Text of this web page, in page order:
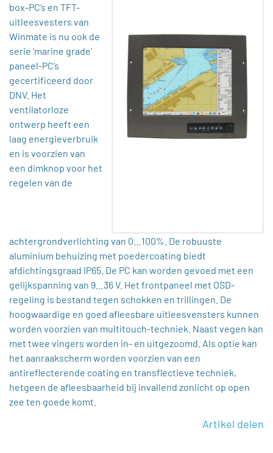
box-PC’s en TFT-
uitleesvesters van
Winmate is nu ook de
serie ‘marine grade’
paneel-PC’s
gecertificeerd door
DNV. Het
ventilatorloze
ontwerp heeft een
laag energieverbruik
en is voorzien van
een dimknop voor het
regelen van de
achtergrondverlichting van 0…100%. De robuuste
aluminium behuizing met poedercoating biedt
afdichtingsgraad IP65. De PC kan worden gevoed met een
gelijkspanning van 9…36 V. Het frontpaneel met OSD-
regeling is bestand tegen schokken en trillingen. De
hoogwaardige en goed afleesbare uitleesvensters kunnen
worden voorzien van multitouch-techniek. Naast vegen kan
met twee vingers worden in- en uitgezoomd. Als optie kan
het aanraakscherm worden voorzien van een
antireflecterende coating en transflectieve techniek,
hetgeen de afleesbaarheid bij invallend zonlicht op open
zee ten goede komt.
Artikel delen